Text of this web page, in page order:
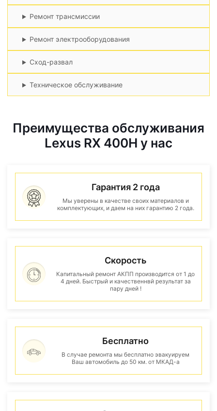
Ремонт трансмиссии
Ремонт электрооборудования
Сход-развал
Техническое обслуживание
Преимущества обслуживания
Lexus RX 400H у нас
Гарантия 2 года
Мы уверены в качестве своих материалов и
комплектующих, и даем на них гарантию 2 года.
Скорость
Капитальный ремонт АКПП производится от 1 до
4 дней. Быстрый и качественнвй результат за
пару дней !
Бесплатно
В случае ремонта мы бесплатно эвакуируем
Ваш автомобиль до 50 км. от МКАД-а